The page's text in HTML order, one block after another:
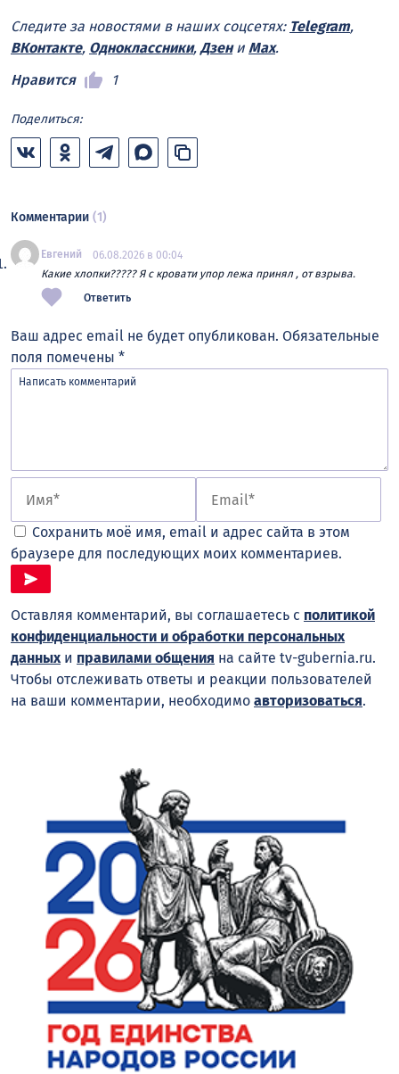
Следите за новостями в наших соцсетях: Telegram,
ВКонтакте, Одноклассники, Дзени Max.
Нравится
1
Поделиться:
Комментарии (1)
Евгений
06.08.2026 в 00:04
Какие хлопки????? Я с кровати упор лежа принял , от взрыва.
Ответить
Ваш адрес email не будет опубликован. Обязательные
поля помечены *
Сохранить моё имя, email и адрес сайта в этом
браузере для последующих моих комментариев.
Оставляя комментарий, вы соглашаетесь с политикой
конфиденциальности и обработки персональных
данныхи правилами общения на сайте tv-gubernia.ru.
Чтобы отслеживать ответы и реакции пользователей
на ваши комментарии, необходимо авторизоваться.